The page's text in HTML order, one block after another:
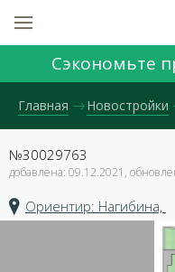
Сэкономьте
Главная Новостройки
№30029763
добавлена: 09.12.2021,
Ориентир: Нагибина,